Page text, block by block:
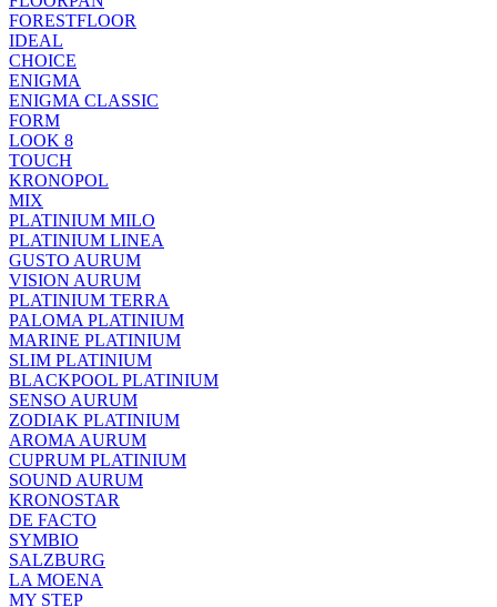
FORESTFLOOR
IDEAL
CHOICE
ENIGMA
ENIGMA CLASSIC
FORM
LOOK 8
TOUCH
KRONOPOL
MIX
PLATINIUM MILO
PLATINIUM LINEA
GUSTO AURUM
VISION AURUM
PLATINIUM TERRA
PALOMA PLATINIUM
MARINE PLATINIUM
SLIM PLATINIUM
BLACKPOOL PLATINIUM
SENSO AURUM
ZODIAK PLATINIUM
AROMA AURUM
CUPRUM PLATINIUM
SOUND AURUM
KRONOSTAR
DE FACTO
SYMBIO
SALZBURG
LA MOENA
MY STEP